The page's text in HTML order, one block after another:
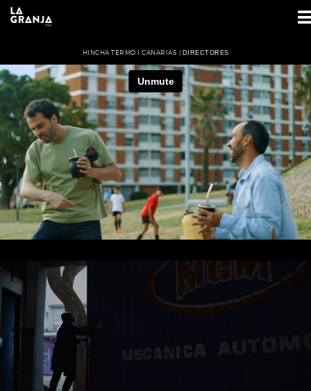
HINCHA TERMO I CANARIAS | DIRECTORES